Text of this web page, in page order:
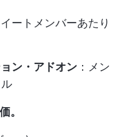
ートメンバーあたり
ン・アドオン ：メン
。